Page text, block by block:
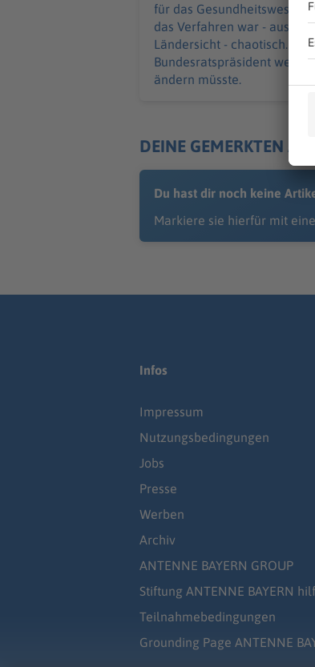
für das Gesundheitswesen
das Verfahren war - aus
Ländersicht - chaotisch. Der
Bundesratspräsident weiß,
ändern müsste.
DEINE GEMERKTEN
Du hast dir noch keine
Markiere sie hierfür mit
Infos
Impressum
Nutzungsbedingungen
Jobs
Presse
Werben
Archiv
ANTENNE BAYERN GROUP
Stiftung ANTENNE BAYERN
Teilnahmebedingungen
Grounding Page ANTENNE